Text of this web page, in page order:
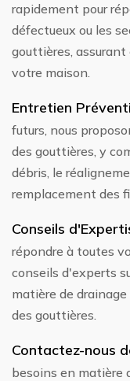
rapidement pour
défectueux ou les
gouttières,
votre maison.
Entretien
futurs, nous
des gouttières, y
débris, le
remplacement des
Conseils
répondre à toutes
conseils d'experts
matière de
des gouttières.
Contactez-nous
besoins en matière